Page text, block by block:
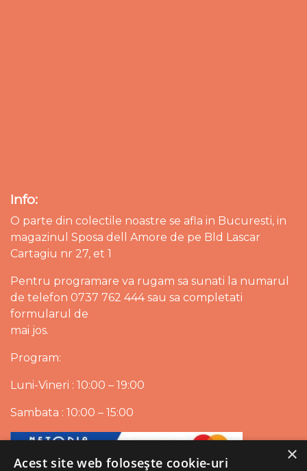
Info:
O parte din colectile noastre se afla in Bucuresti, in
magazinul Sposa dell Amore de pe Bld Lascar
Cartagiu nr 27, et 1
Pentru programare va rugam sa sunati la numarul
de telefon 0737 762 444 sau sa completati
formularul de
mai jos.
Program:
Luni-Vineri : 10:00 – 19:00
Sambata : 10:00 – 15:00
×
Acest site web folosește cookie-uri